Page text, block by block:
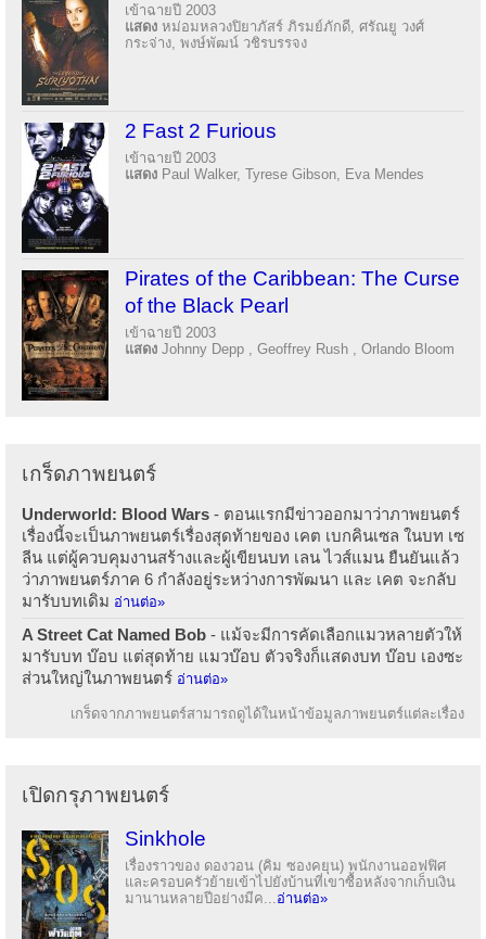
เข้าฉายปี 2003
แสดง หม่อมหลวงปิยาภัสร์ ภิรมย์ภักดี, ศรัณยู วงศ์
กระจ่าง, พงษ์พัฒน์ วชิรบรรจง
2 Fast 2 Furious
เข้าฉายปี 2003
แสดง Paul Walker, Tyrese Gibson, Eva Mendes
Pirates of the Caribbean: The Curse
of the Black Pearl
เข้าฉายปี 2003
แสดง Johnny Depp , Geoffrey Rush , Orlando Bloom
เกร็ดภาพยนตร์
Underworld: Blood Wars - ตอนแรกมีข่าวออกมาว่าภาพยนตร์
เรื่องนี้จะเป็นภาพยนตร์เรื่องสุดท้ายของ เคต เบกคินเซล ในบท เซ
ลีน แต่ผู้ควบคุมงานสร้างและผู้เขียนบท เลน ไวส์แมน ยืนยันแล้ว
ว่าภาพยนตร์ภาค 6 กำลังอยู่ระหว่างการพัฒนา และ เคต จะกลับ
มารับบทเดิม อ่านต่อ»
A Street Cat Named Bob - แม้จะมีการคัดเลือกแมวหลายตัวให้
มารับบท บ๊อบ แต่สุดท้าย แมวบ๊อบ ตัวจริงก็แสดงบท บ๊อบ เองซะ
ส่วนใหญ่ในภาพยนตร์ อ่านต่อ»
เกร็ดจากภาพยนตร์สามารถดูได้ในหน้าข้อมูลภาพยนตร์แต่ละเรื่อง
เปิดกรุภาพยนตร์
Sinkhole
เรื่องราวของ ดองวอน (คิม ซองคยุน) พนักงานออฟฟิศ
และครอบครัวย้ายเข้าไปยังบ้านที่เขาซื้อหลังจากเก็บเงิน
มานานหลายปีอย่างมีค... อ่านต่อ»